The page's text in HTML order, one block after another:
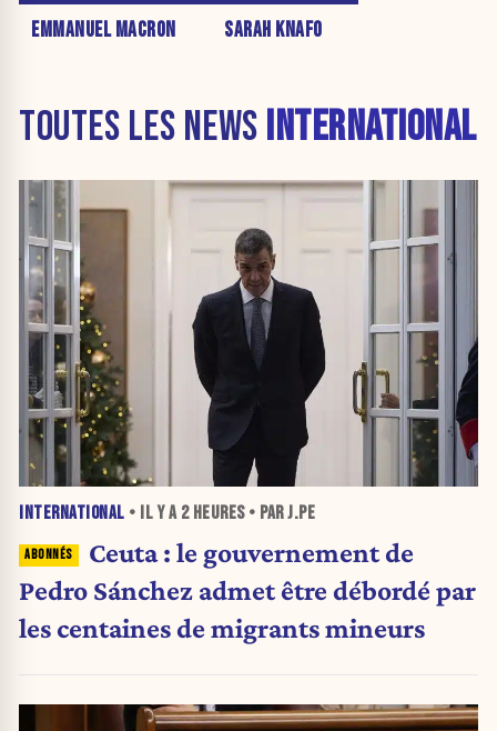
EMMANUEL MACRON SARAH KNAFO
TOUTES LES NEWS INTERNATIONAL
INTERNATIONAL • IL Y A 2 HEURES• PAR J.PE
Ceuta : le gouvernement de
Pedro Sánchez admet être débordé par
les centaines de migrants mineurs